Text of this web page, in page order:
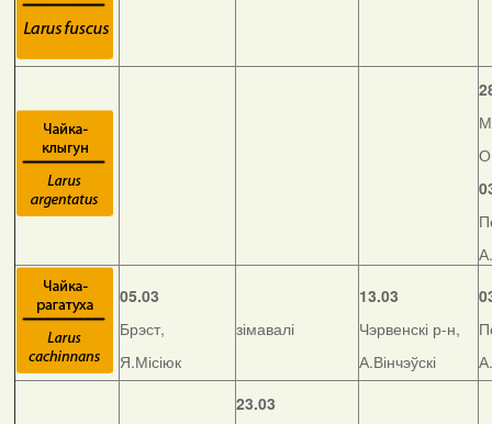
05.03
Брэст,
Я.Місіюк
зімавалі
13.03
Чэрвенскі р-н,
А.Вінчэўскі
23.03